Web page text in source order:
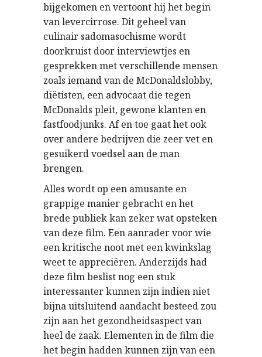
bijgekomen en vertoont hij het begin
van levercirrose. Dit geheel van
culinair sadomasochisme wordt
doorkruist door interviewtjes en
gesprekken met verschillende mensen
zoals iemand van de McDonaldslobby,
diëtisten, een advocaat die tegen
McDonalds pleit, gewone klanten en
fastfoodjunks. Af en toe gaat het ook
over andere bedrijven die zeer vet en
gesuikerd voedsel aan de man
brengen.
Alles wordt op een amusante en
grappige manier gebracht en het
brede publiek kan zeker wat opsteken
van deze film. Een aanrader voor wie
een kritische noot met een kwinkslag
weet te appreciëren. Anderzijds had
deze film beslist nog een stuk
interessanter kunnen zijn indien niet
bijna uitsluitend aandacht besteed zou
zijn aan het gezondheidsaspect van
heel de zaak. Elementen in de film die
het begin hadden kunnen zijn van een